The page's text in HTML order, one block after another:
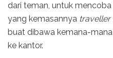
dari teman, untuk
yang kemasannya traveller
buat dibawa kemana-
ke kantor.